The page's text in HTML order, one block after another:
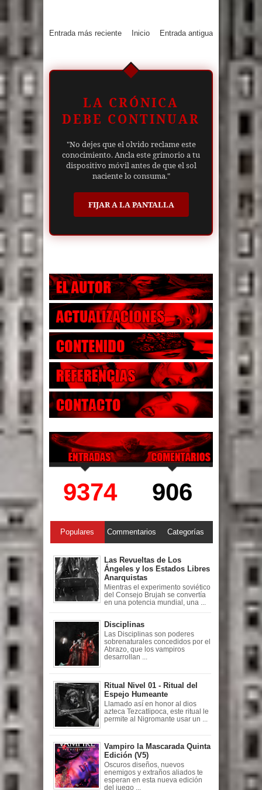
Entrada más reciente Entrada antigua
Inicio
LA CRÓNICA
DEBE CONTINUAR
"No dejes que el olvido reclame este
conocimiento. Ancla este grimorio a tu
dispositivo móvil antes de que el sol
naciente lo consuma."
FIJAR A LA PANTALLA
9374 906
Populares Commentarios Categorías
Las Revueltas de Los
Ángeles y los Estados Libres
Anarquistas
Mientras el experimento soviético
del Consejo Brujah se convertía
en una potencia mundial, una ...
Disciplinas
Las Disciplinas son poderes
sobrenaturales concedidos por el
Abrazo, que los vampiros
desarrollan ...
Ritual Nivel 01 - Ritual del
Espejo Humeante
Llamado así en honor al dios
azteca Tezcatlipoca, este ritual le
permite al Nigromante usar un ...
Vampiro la Mascarada Quinta
Edición (V5)
Oscuros diseños, nuevos
enemigos y extraños aliados te
esperan en esta nueva edición
del juego ...